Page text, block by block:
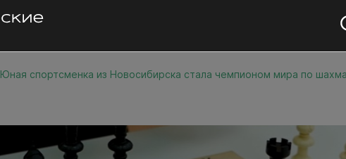
Юная спортсменка из Новосибирска стала чемпионом мира по